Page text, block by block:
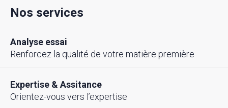
Nos services
Analyse essai
Renforcez la qualité de votre matière première
Expertise & Assitance
Orientez-vous vers l’expertise